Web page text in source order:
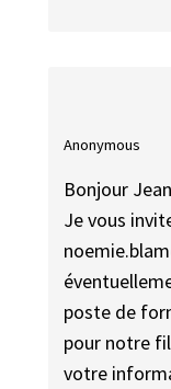
Anonymous
Bonjour
Je vous
poste de
pour notre
votre